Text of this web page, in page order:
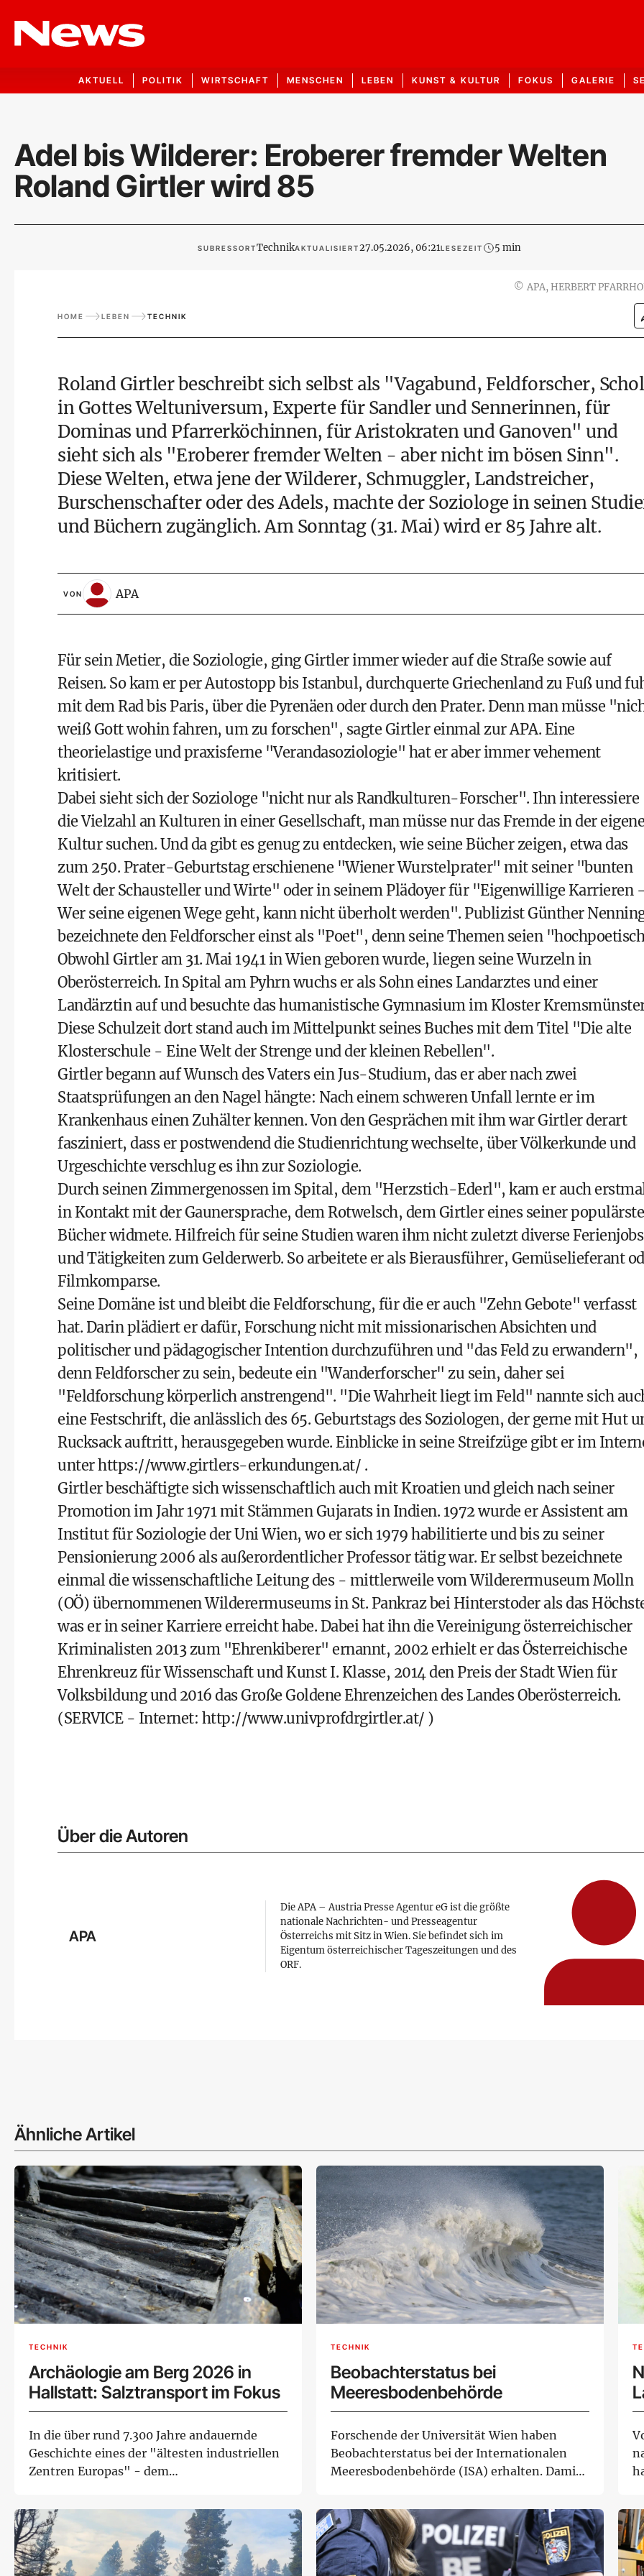
AKTUELL POLITIK WIRTSCHAFT MENSCHEN LEBEN KUNST & KULTUR FOKUS GALERIE
Adel bis Wilderer: Eroberer fremder Welten
Roland Girtler wird 85
SUBRESSORTTechnikAKTUALISIERT27.05.2026, 06:21LESEZEIT 5 min
© APA, HERBERT
HOME LEBEN TECHNIK
Roland Girtler beschreibt sich selbst als "Vagabund, Feldforscher,
in Gottes Weltuniversum, Experte für Sandler und Sennerinnen, für
Dominas und Pfarrerköchinnen, für Aristokraten und Ganoven" und
sieht sich als "Eroberer fremder Welten - aber nicht im bösen Sinn".
Diese Welten, etwa jene der Wilderer, Schmuggler, Landstreicher,
Burschenschafter oder des Adels, machte der Soziologe in seinen
und Büchern zugänglich. Am Sonntag (31. Mai) wird er 85 Jahre alt.
VON APA
Für sein Metier, die Soziologie, ging Girtler immer wieder auf die Straße sowie auf
Reisen. So kam er per Autostopp bis Istanbul, durchquerte Griechenland zu Fuß und
mit dem Rad bis Paris, über die Pyrenäen oder durch den Prater. Denn man müsse
weiß Gott wohin fahren, um zu forschen", sagte Girtler einmal zur APA. Eine
theorielastige und praxisferne "Verandasoziologie" hat er aber immer vehement
kritisiert.
Dabei sieht sich der Soziologe "nicht nur als Randkulturen-Forscher". Ihn interessiere
die Vielzahl an Kulturen in einer Gesellschaft, man müsse nur das Fremde in der
Kultur suchen. Und da gibt es genug zu entdecken, wie seine Bücher zeigen, etwa das
zum 250. Prater-Geburtstag erschienene "Wiener Wurstelprater" mit seiner "bunten
Welt der Schausteller und Wirte" oder in seinem Plädoyer für "Eigenwillige Karrieren -
Wer seine eigenen Wege geht, kann nicht überholt werden". Publizist Günther
bezeichnete den Feldforscher einst als "Poet", denn seine Themen seien
Obwohl Girtler am 31. Mai 1941 in Wien geboren wurde, liegen seine Wurzeln in
Oberösterreich. In Spital am Pyhrn wuchs er als Sohn eines Landarztes und einer
Landärztin auf und besuchte das humanistische Gymnasium im Kloster
Diese Schulzeit dort stand auch im Mittelpunkt seines Buches mit dem Titel "Die alte
Klosterschule - Eine Welt der Strenge und der kleinen Rebellen".
Girtler begann auf Wunsch des Vaters ein Jus-Studium, das er aber nach zwei
Staatsprüfungen an den Nagel hängte: Nach einem schweren Unfall lernte er im
Krankenhaus einen Zuhälter kennen. Von den Gesprächen mit ihm war Girtler derart
fasziniert, dass er postwendend die Studienrichtung wechselte, über Völkerkunde und
Urgeschichte verschlug es ihn zur Soziologie.
Durch seinen Zimmergenossen im Spital, dem "Herzstich-Ederl", kam er auch
in Kontakt mit der Gaunersprache, dem Rotwelsch, dem Girtler eines seiner
Bücher widmete. Hilfreich für seine Studien waren ihm nicht zuletzt diverse Ferienjobs
und Tätigkeiten zum Gelderwerb. So arbeitete er als Bierausführer, Gemüselieferant
Filmkomparse.
Seine Domäne ist und bleibt die Feldforschung, für die er auch "Zehn Gebote" verfasst
hat. Darin plädiert er dafür, Forschung nicht mit missionarischen Absichten und
politischer und pädagogischer Intention durchzuführen und "das Feld zu erwandern",
denn Feldforscher zu sein, bedeute ein "Wanderforscher" zu sein, daher sei
"Feldforschung körperlich anstrengend". "Die Wahrheit liegt im Feld" nannte sich
eine Festschrift, die anlässlich des 65. Geburtstags des Soziologen, der gerne mit Hut
Rucksack auftritt, herausgegeben wurde. Einblicke in seine Streifzüge gibt er im
unterhttps://www.girtlers-erkundungen.at/ .
Girtler beschäftigte sich wissenschaftlich auch mit Kroatien und gleich nach seiner
Promotion im Jahr 1971 mit Stämmen Gujarats in Indien. 1972 wurde er Assistent am
Institut für Soziologie der Uni Wien, wo er sich 1979 habilitierte und bis zu seiner
Pensionierung 2006 als außerordentlicher Professor tätig war. Er selbst bezeichnete
einmal die wissenschaftliche Leitung des - mittlerweile vom Wilderermuseum Molln
(OÖ) übernommenen Wilderermuseums in St. Pankraz bei Hinterstoder als das
was er in seiner Karriere erreicht habe. Dabei hat ihn die Vereinigung österreichischer
Kriminalisten 2013 zum "Ehrenkiberer" ernannt, 2002 erhielt er das Österreichische
Ehrenkreuz für Wissenschaft und Kunst I. Klasse, 2014 den Preis der Stadt Wien für
Volksbildung und 2016 das Große Goldene Ehrenzeichen des Landes Oberösterreich.
(SERVICE - Internet: http://www.univprofdrgirtler.at/ )
Über die Autoren
APA
Die APA – Austria Presse Agentur eG ist die größte
nationale Nachrichten- und Presseagentur
Österreichs mit Sitz in Wien. Sie befindet sich im
Eigentum österreichischer Tageszeitungen und des
ORF.
Ähnliche Artikel
TECHNIK
Archäologie am Berg 2026 in
Hallstatt: Salztransport im Fokus
In die über rund 7.300 Jahre andauernde
Geschichte eines der "ältesten industriellen
Zentren Europas" - dem
TECHNIK
Beobachterstatus bei
Meeresbodenbehörde
Forschende der Universität Wien haben
Beobachterstatus bei der Internationalen
Meeresbodenbehörde (ISA) erhalten. Damit